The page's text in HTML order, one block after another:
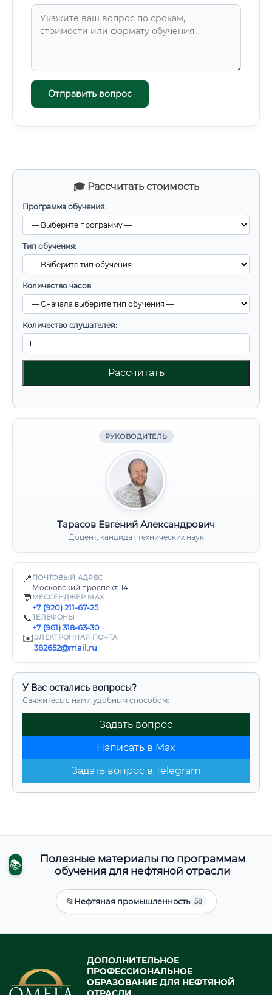
🎓 Рассчитать стоимость
Программа обучения:
Тип обучения:
Количество часов:
Количество слушателей:
Рассчитать
РУКОВОДИТЕЛЬ
Тарасов Евгений Александрович
Доцент, кандидат технических наук
📍 ПОЧТОВЫЙ АДРЕС
Московский проспект, 14
💬 МЕССЕНДЖЕР MAX
+7 (920) 211-67-25
📞ТЕЛЕФОНЫ
+7 (961) 318-63-30
✉️ЭЛЕКТРОННАЯ ПОЧТА
382652@mail.ru
У Вас остались вопросы?
Свяжитесь с нами удобным способом:
Задать вопрос
Написать в Max
Задать вопрос в Telegram
Отправить вопрос
📚
Полезные материалы по программам
обучения для нефтяной отрасли
📂Нефтяная промышленность 58
ДОПОЛНИТЕЛЬНОЕ
ПРОФЕССИОНАЛЬНОЕ
ОБРАЗОВАНИЕ ДЛЯ НЕФТЯНОЙ